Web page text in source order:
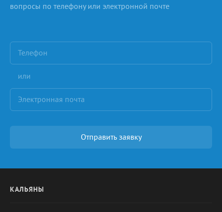
вопросы по телефону или электронной почте
или
Отправить заявку
КАЛЬЯНЫ